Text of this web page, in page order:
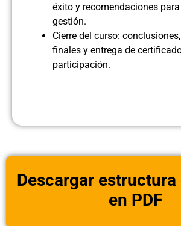
éxito y recomendaciones
gestión.
Cierre del curso:
finales y entrega de
participación.
Descargar
en PDF